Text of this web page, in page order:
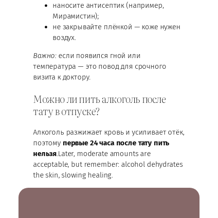
наносите антисептик (например,
Мирамистин);
не закрывайте плёнкой — коже нужен
воздух.
Важно: если появился гной или
температура — это повод для срочного
визита к доктору.
Можно ли пить алкоголь после
тату в отпуске?
Алкоголь разжижает кровь и усиливает отёк,
поэтому первые 24 часа после тату пить
нельзя.Later, moderate amounts are
acceptable, but remember: alcohol dehydrates
the skin, slowing healing.